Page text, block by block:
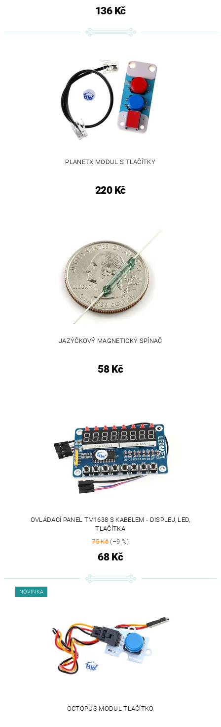
136 Kč
PLANETX MODUL S TLAČÍTKY
220 Kč
JAZÝČKOVÝ MAGNETICKÝ SPÍNAČ
58 Kč
OVLÁDACÍ PANEL TM1638 S KABELEM - DISPLEJ, LED,
TLAČÍTKA
75 Kč(–9 %)
68 Kč
NOVINKA
OCTOPUS MODUL TLAČÍTKO